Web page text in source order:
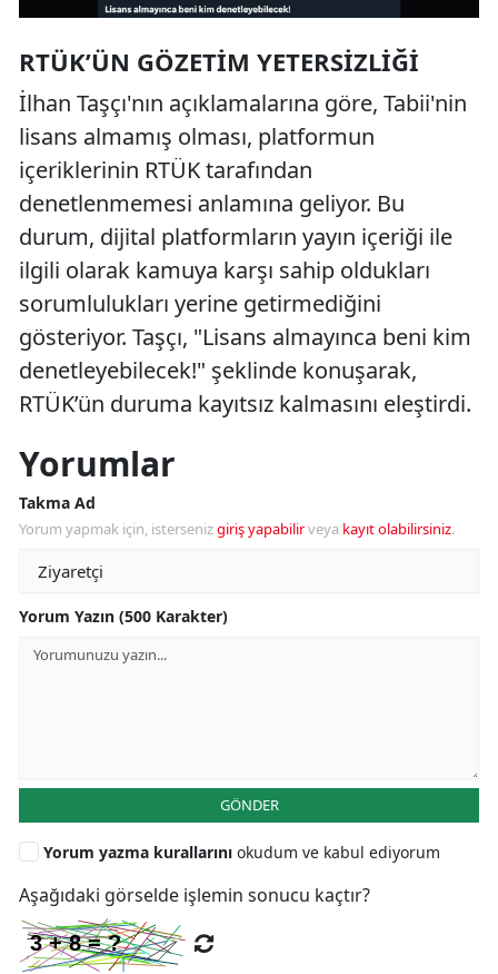
RTÜK’ÜN GÖZETIM YETERSIZLIĞI
İlhan Taşçı'nın açıklamalarına göre, Tabii'nin
lisans almamış olması, platformun
içeriklerinin RTÜK tarafından
denetlenmemesi anlamına geliyor. Bu
durum, dijital platformların yayın içeriği ile
ilgili olarak kamuya karşı sahip oldukları
sorumlulukları yerine getirmediğini
gösteriyor. Taşçı, "Lisans almayınca beni kim
denetleyebilecek!" şeklinde konuşarak,
RTÜK’ün duruma kayıtsız kalmasını eleştirdi.
Yorumlar
Takma Ad
Yorum yapmak için, istersenizgiriş yapabilirveya kayıt olabilirsiniz.
Yorum Yazın (500 Karakter)
GÖNDER
Yorum yazma kurallarını okudum ve kabul ediyorum
Aşağıdaki görselde işlemin sonucu kaçtır?